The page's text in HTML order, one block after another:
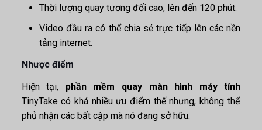
Thời lượng quay tương đối cao, lên đến 120 phút.
Video đầu ra có thể chia sẻ trực tiếp lên các nền
tảng internet.
Nhược điểm
Hiện tại, phần mềm quay màn hình máy tính
TinyTake có khá nhiều ưu điểm thế nhưng, không thể
phủ nhận các bất cập mà nó đang sở hữu: